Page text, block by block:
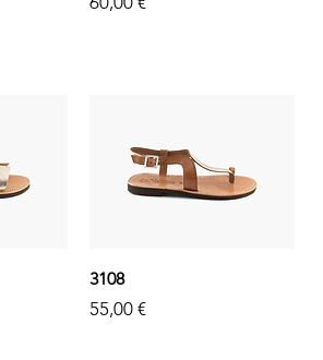
3108
Prezzo
55,00 €